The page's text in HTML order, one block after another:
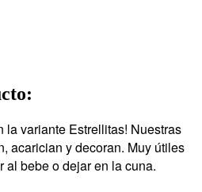
:
la variante Estrellitas! Nuestras
acarician y decoran. Muy útiles
al bebe o dejar en la cuna.